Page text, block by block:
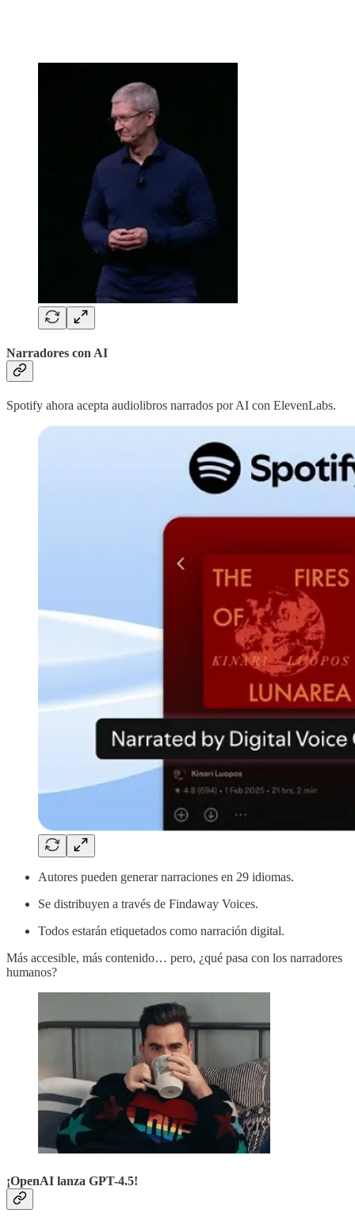
Narradores con AI
Spotify ahora acepta audiolibros narrados por AI con ElevenLabs.
Autores pueden generar narraciones en 29 idiomas.
Se distribuyen a través de Findaway Voices.
Todos estarán etiquetados como narración digital.
Más accesible, más contenido… pero, ¿qué pasa con los narradores
humanos?
¡OpenAI lanza GPT-4.5!